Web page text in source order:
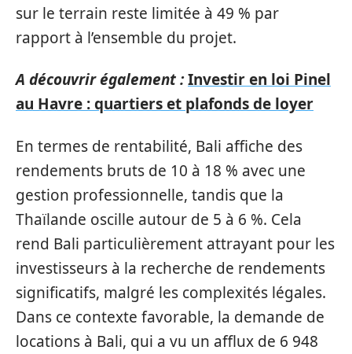
sur le terrain reste limitée à 49 % par
rapport à l’ensemble du projet.
A découvrir également :Investir en loi Pinel
au Havre : quartiers et plafonds de loyer
En termes de rentabilité, Bali affiche des
rendements bruts de 10 à 18 % avec une
gestion professionnelle, tandis que la
Thaïlande oscille autour de 5 à 6 %. Cela
rend Bali particulièrement attrayant pour les
investisseurs à la recherche de rendements
significatifs, malgré les complexités légales.
Dans ce contexte favorable, la demande de
locations à Bali, qui a vu un afflux de 6 948